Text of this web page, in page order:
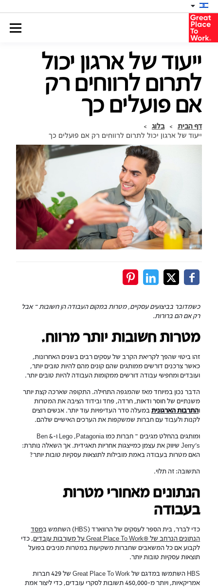
ייעוד של ארגון יכול
לתרום לרווחים רק
אם פועלים כך
ייעוד של ארגון יכול לתרום לרווחים רק אם פועלים כך
בלוג > דף הבית >
כשמדובר בביצועים עסקיים, מטרות במקום העבודה הן חשובות – אבל
רק אם הם ברורות.
מטרות חשובות יותר מרווח.
זהו ביטוי שהפך לקריאת הקרב של עסקים רבים בשנים האחרונות,
כאשר צרכנים דורשים ממותגים שהם קונים מהם להיות טובים יותר,
ועובדים ומחפשי עבודה דורשים ממקומות העבודה להיות טובים יותר.
הדבר נכון במיוחד מאז שהמגפה התחילה. התקופה שארכה קצת יותר
משנתיים של חוסר ודאות, חרדה, פחד ובידוד הציבה את המטרות
והתרבות הארגוניתבמעלה סדר העדיפויות עוד יותר. אנשים רוצים
לקנות ולעבוד עם חברות שמשקפות את הערכים האישיים שלהם.
ומותגים בהחלט מגיבים – חברות כמו Patagonia, ‏Lego ו-Ben &
Jerry’s שיווק את עצמן כמייצגות אחריות תאגידית. אך השאלה נותרת:
האם מטרות בעבודה באמת מובילות לתוצאות עסקיות טובות יותר?
התשובה: זה תלוי.
הנתונים מאחורי מטרות
בעבודה
כדי לברר, בית הספר לעסקים של הרווארד (HBS) השתמש ב
מסד
הנתונים הנרחב של Great Place To Work®‎ על מעורבות עובדים
, כדי
לקבוע אם כל המשאבים שחברות משקיעות במטרות מניבים בפועל
תוצאות עסקיות טובות יותר.
HBS השתמשו במדגם של Great Place To Work של 429 חברות
אמריקאיות, ויותר מ-450,000 תשובות לסקרי עובדים, כדי ליצור אמת